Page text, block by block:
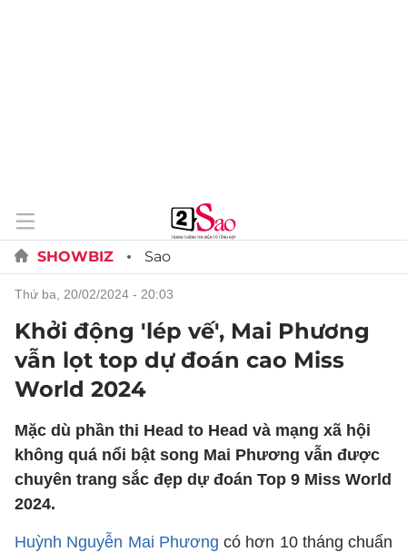
SHOWBIZ Sao
thứ ba, 20/02/2024 - 20:03
Khởi động 'lép vế', Mai Phương
vẫn lọt top dự đoán cao Miss
World 2024
Mặc dù phần thi Head to Head và mạng xã hội
không quá nổi bật song Mai Phương vẫn được
chuyên trang sắc đẹp dự đoán Top 9 Miss World
2024.
Huỳnh Nguyễn Mai Phương có hơn 10 tháng chuẩn